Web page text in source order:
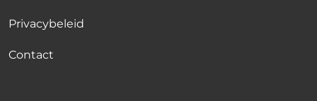
Privacybeleid
Contact